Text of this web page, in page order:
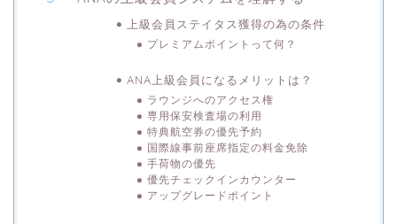
上級会員ステイタス獲得の為の条件
プレミアムポイントって何？
ANA上級会員になるメリットは？
ラウンジへのアクセス権
専用保安検査場の利用
特典航空券の優先予約
国際線事前座席指定の料金免除
手荷物の優先
優先チェックインカウンター
アップグレードポイント